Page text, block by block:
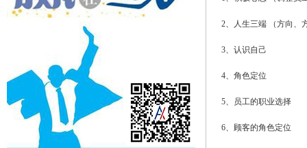
2、人生三端 （方向、
3、认识自己
4、角色定位
5、员工的职业选择
6、顾客的角色定位